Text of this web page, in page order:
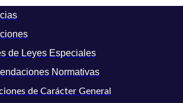
de Leyes Especiales
Normativas
de Carácter General